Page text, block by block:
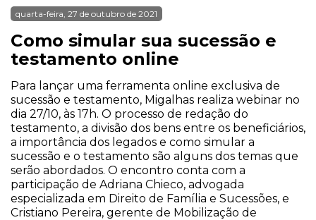
quarta-feira, 27 de outubro de 2021
Como simular sua sucessão e
testamento online
Para lançar uma ferramenta online exclusiva de
sucessão e testamento, Migalhas realiza webinar no
dia 27/10, às 17h. O processo de redação do
testamento, a divisão dos bens entre os beneficiários,
a importância dos legados e como simular a
sucessão e o testamento são alguns dos temas que
serão abordados. O encontro conta com a
participação de Adriana Chieco, advogada
especializada em Direito de Família e Sucessões, e
Cristiano Pereira, gerente de Mobilização de